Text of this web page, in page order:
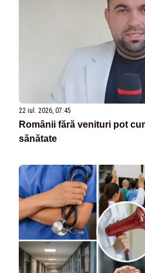
22 iul. 2026, 07:45
Românii fără venituri pot
sănătate